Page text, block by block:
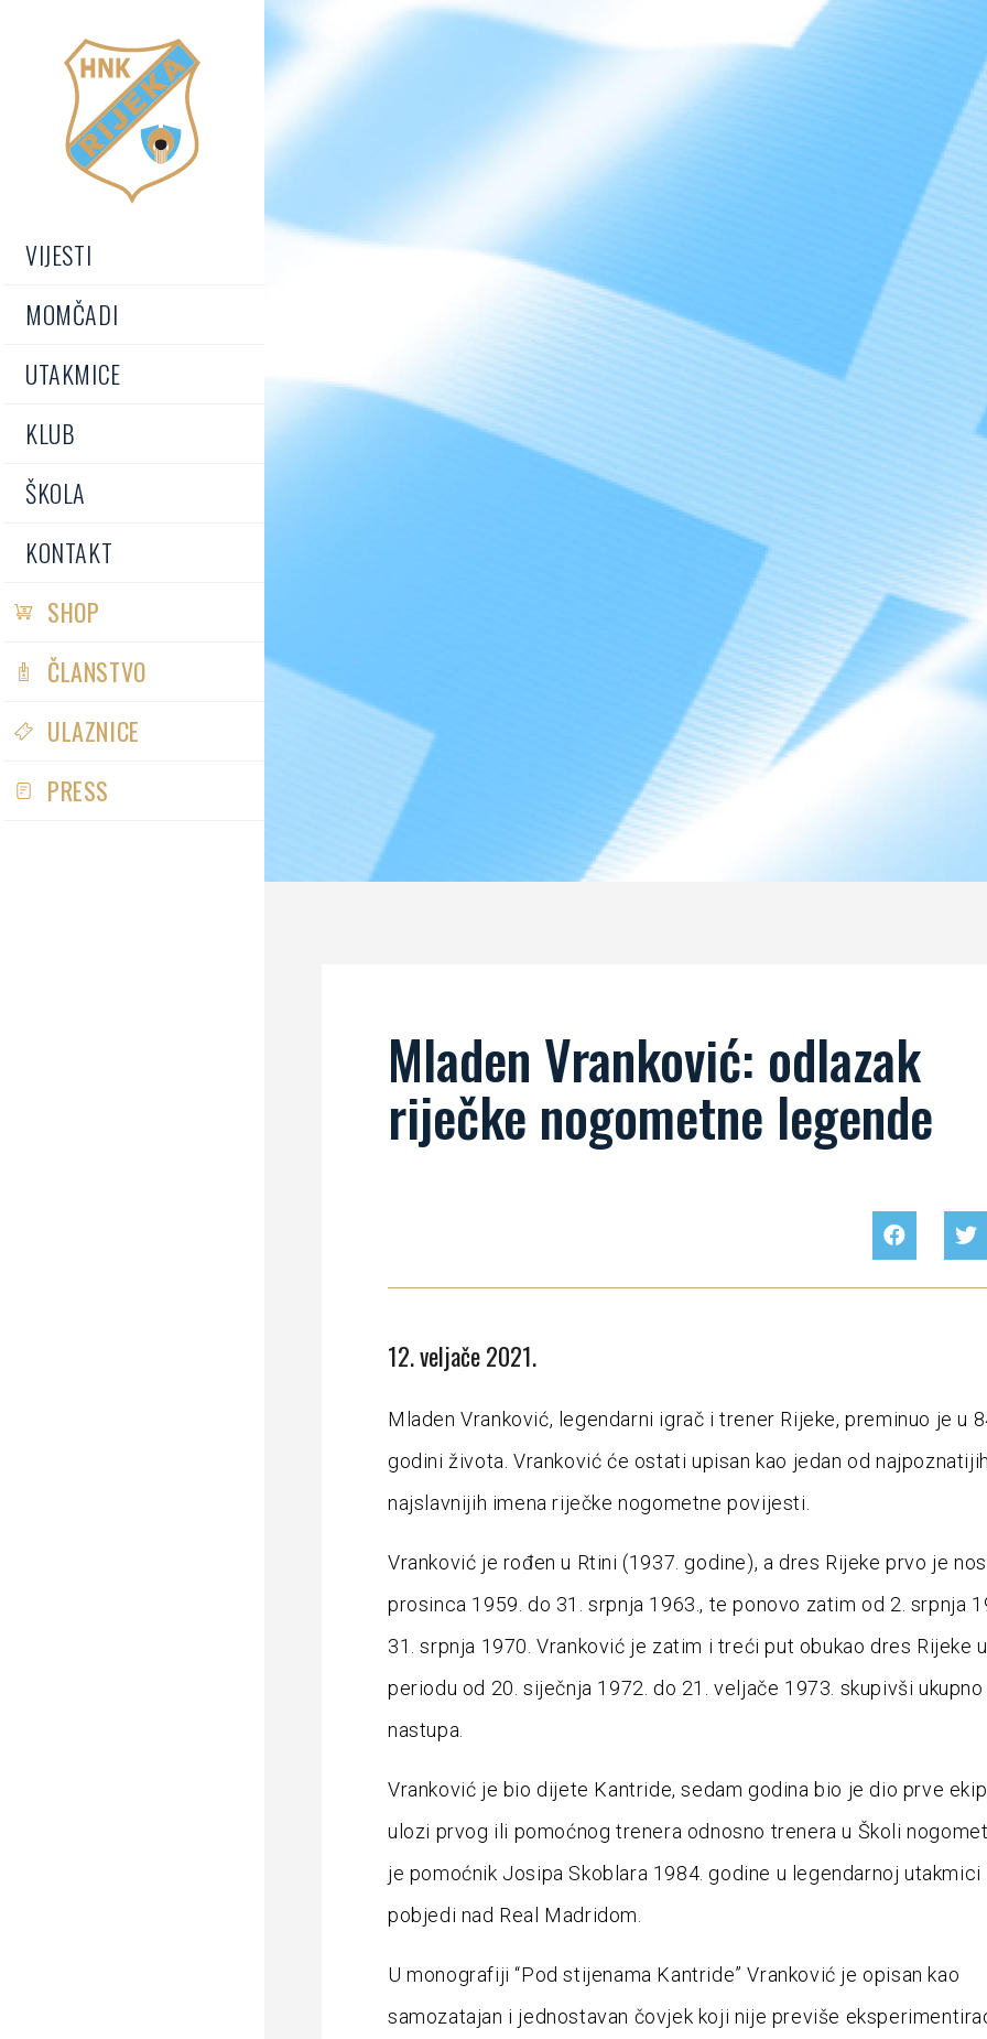
VIJESTI
MOMČADI
UTAKMICE
KLUB
ŠKOLA
KONTAKT
SHOP
ČLANSTVO
ULAZNICE
PRESS
Mladen Vranković: odlazak
riječke nogometne legende
12. veljače 2021.
Mladen Vranković, legendarni igrač i trener Rijeke, preminuo je u
godini života. Vranković će ostati upisan kao jedan od
najslavnijih imena riječke nogometne povijesti.
Vranković je rođen u Rtini (1937. godine), a dres Rijeke prvo je
prosinca 1959. do 31. srpnja 1963., te ponovo zatim od 2. srpnja
31. srpnja 1970. Vranković je zatim i treći put obukao dres Rijeke u
periodu od 20. siječnja 1972. do 21. veljače 1973. skupivši
nastupa.
Vranković je bio dijete Kantride, sedam godina bio je dio prve
ulozi prvog ili pomoćnog trenera odnosno trenera u Školi
je pomoćnik Josipa Skoblara 1984. godine u legendarnoj utakmici
pobjedi nad Real Madridom.
U monografiji “Pod stijenama Kantride” Vranković je opisan kao
samozatajan i jednostavan čovjek koji nije previše